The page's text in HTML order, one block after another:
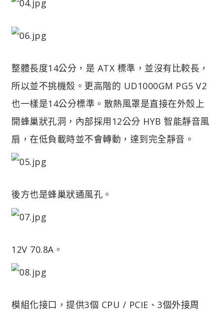
整體長度14公分，是 ATX 標準，並沒有比較長，
所以並不挑機殼。更高階的 UD1000GM PG5 V2
也一樣是14公分標準。散熱風罩是直接在外殼上
開蜂巢狀孔洞，內部採用12公分 HYB 智能靜音風
扇，在低負載時並不會轉動，達到完全靜音。
後方也是蜂巢狀通風孔。
12V 70.8A。
模組化接口，提供3個 CPU / PCIE、3個外接周